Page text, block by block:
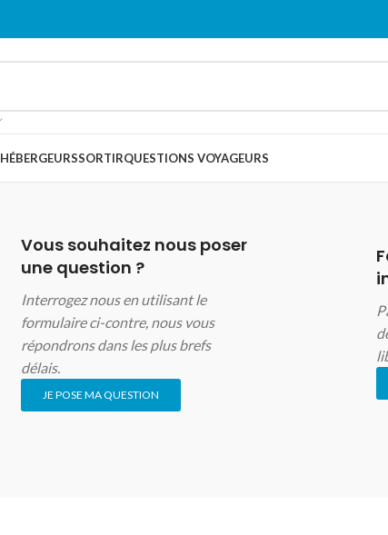
HÉBERGEURSSORTIRQUESTIONS VOYAGEURS
Vous souhaitez nous poser
une question ?
Interrogez nous en utilisant le
formulaire ci-contre, nous vous
répondrons dans les plus brefs
délais.
JE POSE MA QUESTION